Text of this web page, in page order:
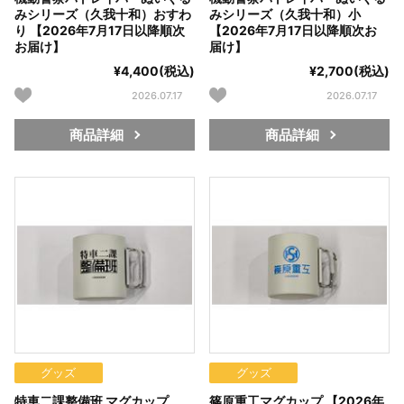
みシリーズ（久我十和）おすわ
り 【2026年7月17日以降順次
お届け】
¥4,400(税込)
2026.07.17
商品詳細
みシリーズ（久我十和）小
【2026年7月17日以降順次お
届け】
¥2,700(税込)
2026.07.17
商品詳細
グッズ
特車二課整備班 マグカップ
グッズ
篠原重工マグカップ 【2026年